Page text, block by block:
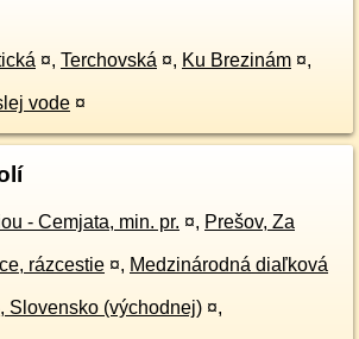
¤, Terchovská ¤, Ku Brezinám ¤,
vode ¤
- Cemjata, min. pr. ¤, Prešov, Za
rázcestie ¤, Medzinárodná diaľková
Slovensko (východnej) ¤,